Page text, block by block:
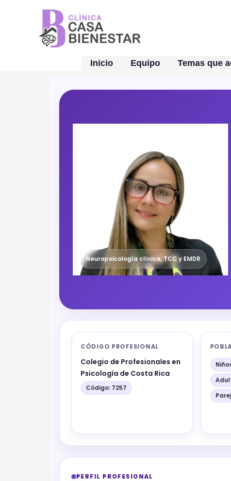
contenido
Inicio Equipo Temas que
Neuropsicología clínica, TCC y EMDR
CÓDIGO PROFESIONAL
Colegio de Profesionales en
Psicología de Costa Rica
Código: 7257
PERFIL PROFESIONAL